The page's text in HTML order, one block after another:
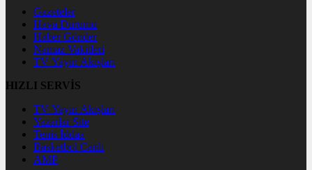
Gazeteler
Hava Durumu
Haber Gönder
Namaz Vakitleri
TV Yayın Akışları
HIZLI SERVİS
TV Yayın Akışları
Yazarlar Site
Tenis İddaa
Basketbol Canlı
AMP